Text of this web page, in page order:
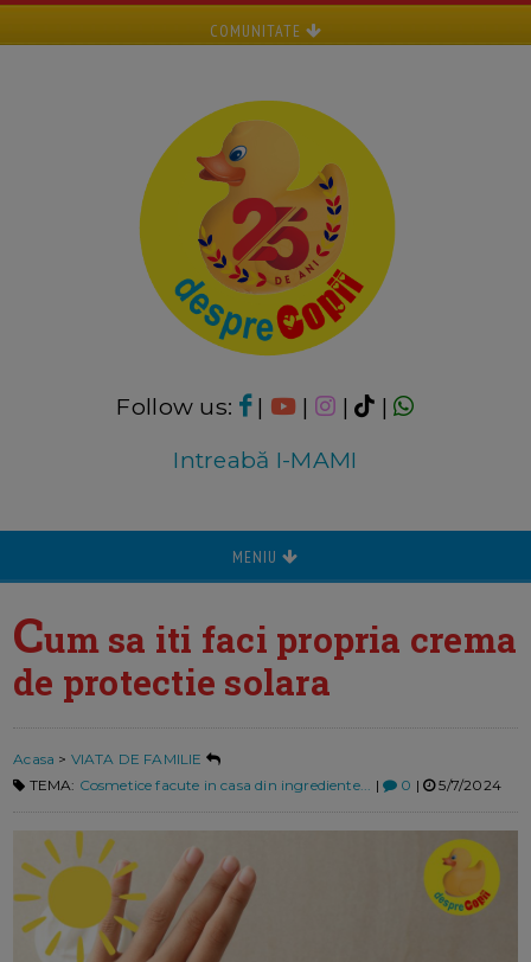
COMUNITATE
Follow us: | | |
|
Intreabă I-MAMI
MENIU
Cum sa iti faci propria crema
de protectie solara
Acasa > VIATA DE FAMILIE
TEMA: Cosmetice facute in casa din ingrediente... | 0 | 5/7/2024